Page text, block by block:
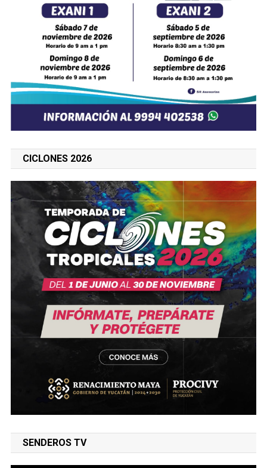
CICLONES 2026
SENDEROS TV